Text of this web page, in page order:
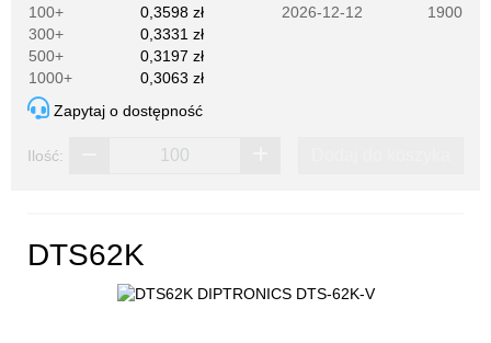
100+
0,3598 zł
300+
0,3331 zł
500+
0,3197 zł
1000+
0,3063 zł
2026-12-12
1900
Zapytaj o dostępność
Ilość:
DTS62K